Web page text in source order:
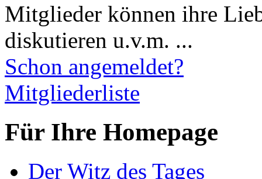
Mitglieder können ihre
diskutieren u.v.m. ...
Schon angemeldet?
Mitgliederliste
Für Ihre Homepage
Der Witz des Tages